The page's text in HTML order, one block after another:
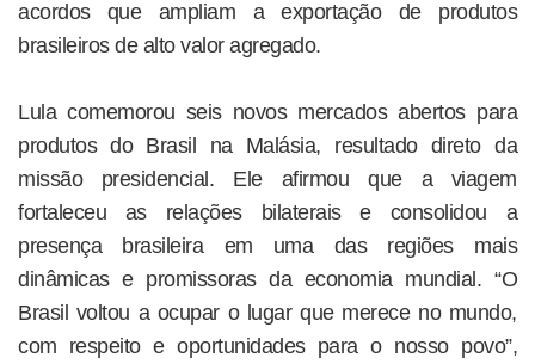
acordos que ampliam a exportação de produtos
brasileiros de alto valor agregado.
Lula comemorou seis novos mercados abertos para
produtos do Brasil na Malásia, resultado direto da
missão presidencial. Ele afirmou que a viagem
fortaleceu as relações bilaterais e consolidou a
presença brasileira em uma das regiões mais
dinâmicas e promissoras da economia mundial. “O
Brasil voltou a ocupar o lugar que merece no mundo,
com respeito e oportunidades para o nosso povo”,